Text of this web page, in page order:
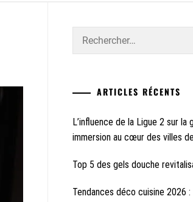
ARTICLES RÉCENTS
L’influence de la Ligue 2 sur la
immersion au cœur des villes
Top 5 des gels douche
Tendances déco cuisine 2026